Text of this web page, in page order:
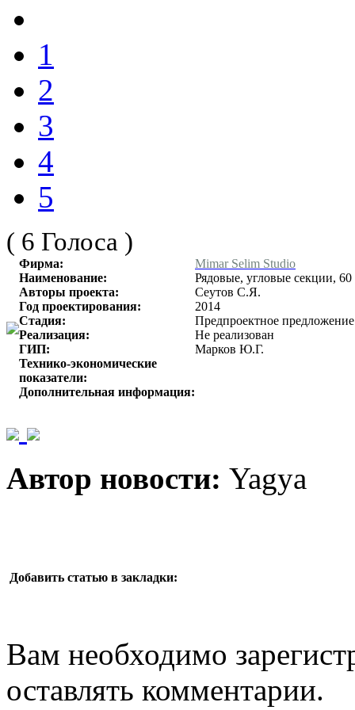
1
2
3
4
5
( 6 Голоса )
Фирма:
Mimar Selim Studio
Наименование:
Рядовые, угловые секции,
Авторы проекта:
Сеутов С.Я.
Год проектирования:
2014
Стадия:
Предпроектное предложение
Реализация:
Не реализован
ГИП:
Марков Ю.Г.
Технико-экономические
показатели:
Дополнительная информация:
Автор новости: Yagya
Добавить статью в закладки:
Вам необходимо
оставлять комментарии.